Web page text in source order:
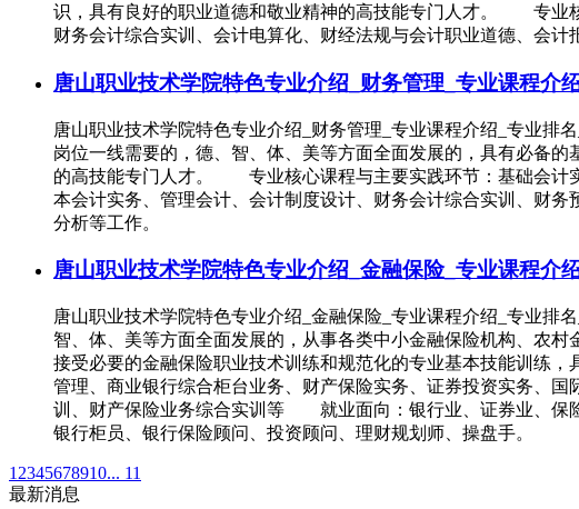
识，具有良好的职业道德和敬业精神的高技能专门人才。 专业
财务会计综合实训、会计电算化、财经法规与会计职业道德、会
唐山职业技术学院特色专业介绍_财务管理_专业课程介
唐山职业技术学院特色专业介绍_财务管理_专业课程介绍_专
岗位一线需要的，德、智、体、美等方面全面发展的，具有必备
的高技能专门人才。 专业核心课程与主要实践环节：基础会计
本会计实务、管理会计、会计制度设计、财务会计综合实训、财
分析等工作。
唐山职业技术学院特色专业介绍_金融保险_专业课程介
唐山职业技术学院特色专业介绍_金融保险_专业课程介绍_专
智、体、美等方面全面发展的，从事各类中小金融保险机构、农
接受必要的金融保险职业技术训练和规范化的专业基本技能训练
管理、商业银行综合柜台业务、财产保险实务、证券投资实务、
训、财产保险业务综合实训等 就业面向：银行业、证券业、保
银行柜员、银行保险顾问、投资顾问、理财规划师、操盘手。
1 2345678910... 11
最新消息